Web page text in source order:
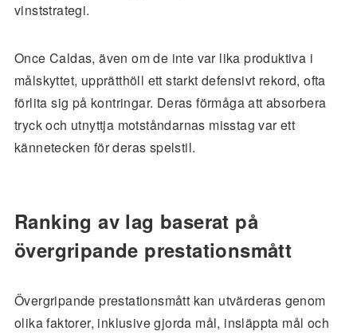
vinststrategi.
Once Caldas, även om de inte var lika produktiva i
målskyttet, upprätthöll ett starkt defensivt rekord, ofta
förlita sig på kontringar. Deras förmåga att absorbera
tryck och utnyttja motståndarnas misstag var ett
kännetecken för deras spelstil.
Ranking av lag baserat på
övergripande prestationsmått
Övergripande prestationsmått kan utvärderas genom
olika faktorer, inklusive gjorda mål, insläppta mål och